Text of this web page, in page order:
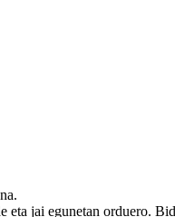
jai egunetan orduero.